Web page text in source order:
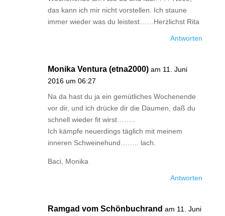
das kann ich mir nicht vorstellen. Ich staune
immer wieder was du leistest……Herzlichst Rita
Antworten
Monika Ventura (etna2000) am 11. Juni
2016 um 06:27
Na da hast du ja ein gemütliches Wochenende
vor dir, und ich drücke dir die Daumen, daß du
schnell wieder fit wirst……..
Ich kämpfe neuerdings täglich mit meinem
inneren Schweinehund…….. lach.
Baci, Monika
Antworten
Ramgad vom Schönbuchrand am 11. Juni